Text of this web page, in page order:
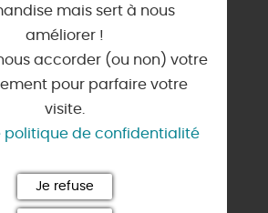
mais sert à nous
améliorer !
accorder (ou non) votre
pour parfaire votre
visite.
politique de confidentialité
Je refuse